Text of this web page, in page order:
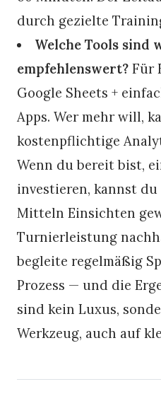
durch gezielte
Welche Tools sind
empfehlenswert? Für
Google Sheets +
Apps. Wer mehr will,
kostenpflichtige
Wenn du bereit bist,
investieren, kannst
Mitteln Einsichten
Turnierleistung
begleite regelmäßig
Prozess — und die
sind kein Luxus,
Werkzeug, auch auf